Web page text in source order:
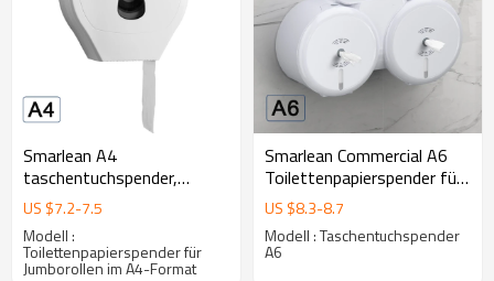
Smarlean A4
taschentuchspender,
papierspender wc,
taschentuch spender,
jumborollenspender
US $7.2-7.5
Modell :
Toilettenpapierspender für
Jumborollen im A4-Format
Smarlean Commercial A6
Toilettenpapierspender für
Doppel-Jumborollen
US $8.3-8.7
Modell : Taschentuchspender
A6